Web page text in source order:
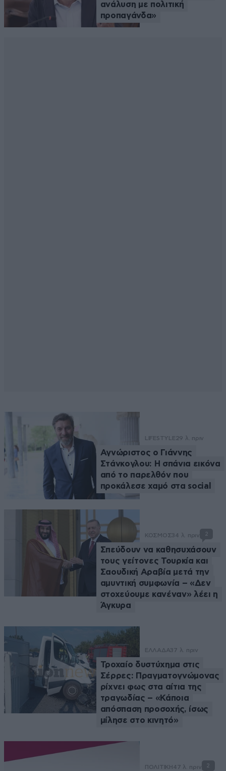
ανάλυση με πολιτική
προπαγάνδα»
LIFESTYLE29 λ. πριν
Αγνώριστος ο Γιάννης
Στάνκογλου: Η σπάνια εικόνα
από το παρελθόν που
προκάλεσε χαμό στα social
ΚΟΣΜΟΣ34 λ. πριν 2
Σπεύδουν να καθησυχάσουν
τους γείτονες Τουρκία και
Σαουδική Αραβία μετά την
αμυντική συμφωνία – «Δεν
στοχεύουμε κανέναν» λέει η
Άγκυρα
ΕΛΛΑΔΑ37 λ. πριν
Τροχαίο δυστύχημα στις
Σέρρες: Πραγματογνώμονας
ρίχνει φως στα αίτια της
τραγωδίας – «Κάποια
απόσπαση προσοχής, ίσως
μίλησε στο κινητό»
ΠΟΛΙΤΙΚΗ47 λ. πριν 2